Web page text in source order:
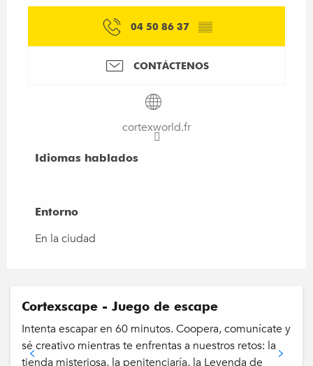
04 50 86 37 ▒▒
CONTÁCTENOS
cortexworld.fr
Idiomas hablados
Idiomas hablados
Entorno
Entorno
En la ciudad
Cortexscape - Juego de escape
Intenta escapar en 60 minutos. Coopera, comunícate y
sé creativo mientras te enfrentas a nuestros retos: la
tienda misteriosa, la penitenciaría, la Leyenda de